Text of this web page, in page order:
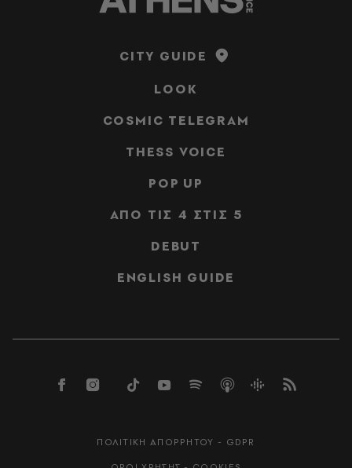
CITY GUIDE
LOOK
COSMIC TELEGRAM
THESS VOICE
POP UP
ΑΠΟ ΤΙΣ 4 ΣΤΙΣ 5
DEBUT
ENGLISH GUIDE
ΠΟΛΙΤΙΚΗ ΑΠΟΡΡΗΤΟΥ - GDPR